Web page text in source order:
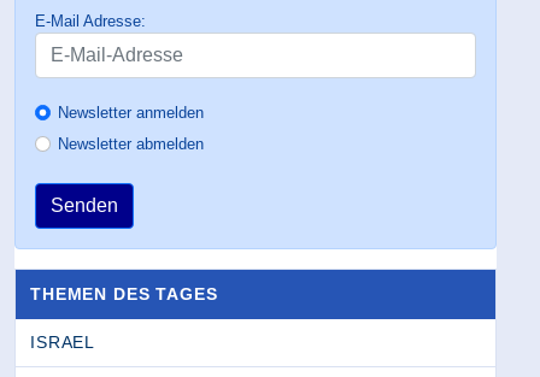
E-Mail Adresse:
Newsletter anmelden
Newsletter abmelden
Senden
THEMEN DES TAGES
ISRAEL